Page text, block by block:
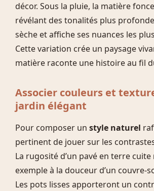
décor. Sous la pluie, la matière
révélant des tonalités plus
sèche et affiche ses nuances les
Cette variation crée un paysage
matière raconte une histoire au fil
Associer couleurs et
jardin élégant
Pour composer un style naturel
pertinent de jouer sur les
La rugosité d’un pavé en terre
exemple à la douceur d’un couvre-
Les pots lisses apporteront un